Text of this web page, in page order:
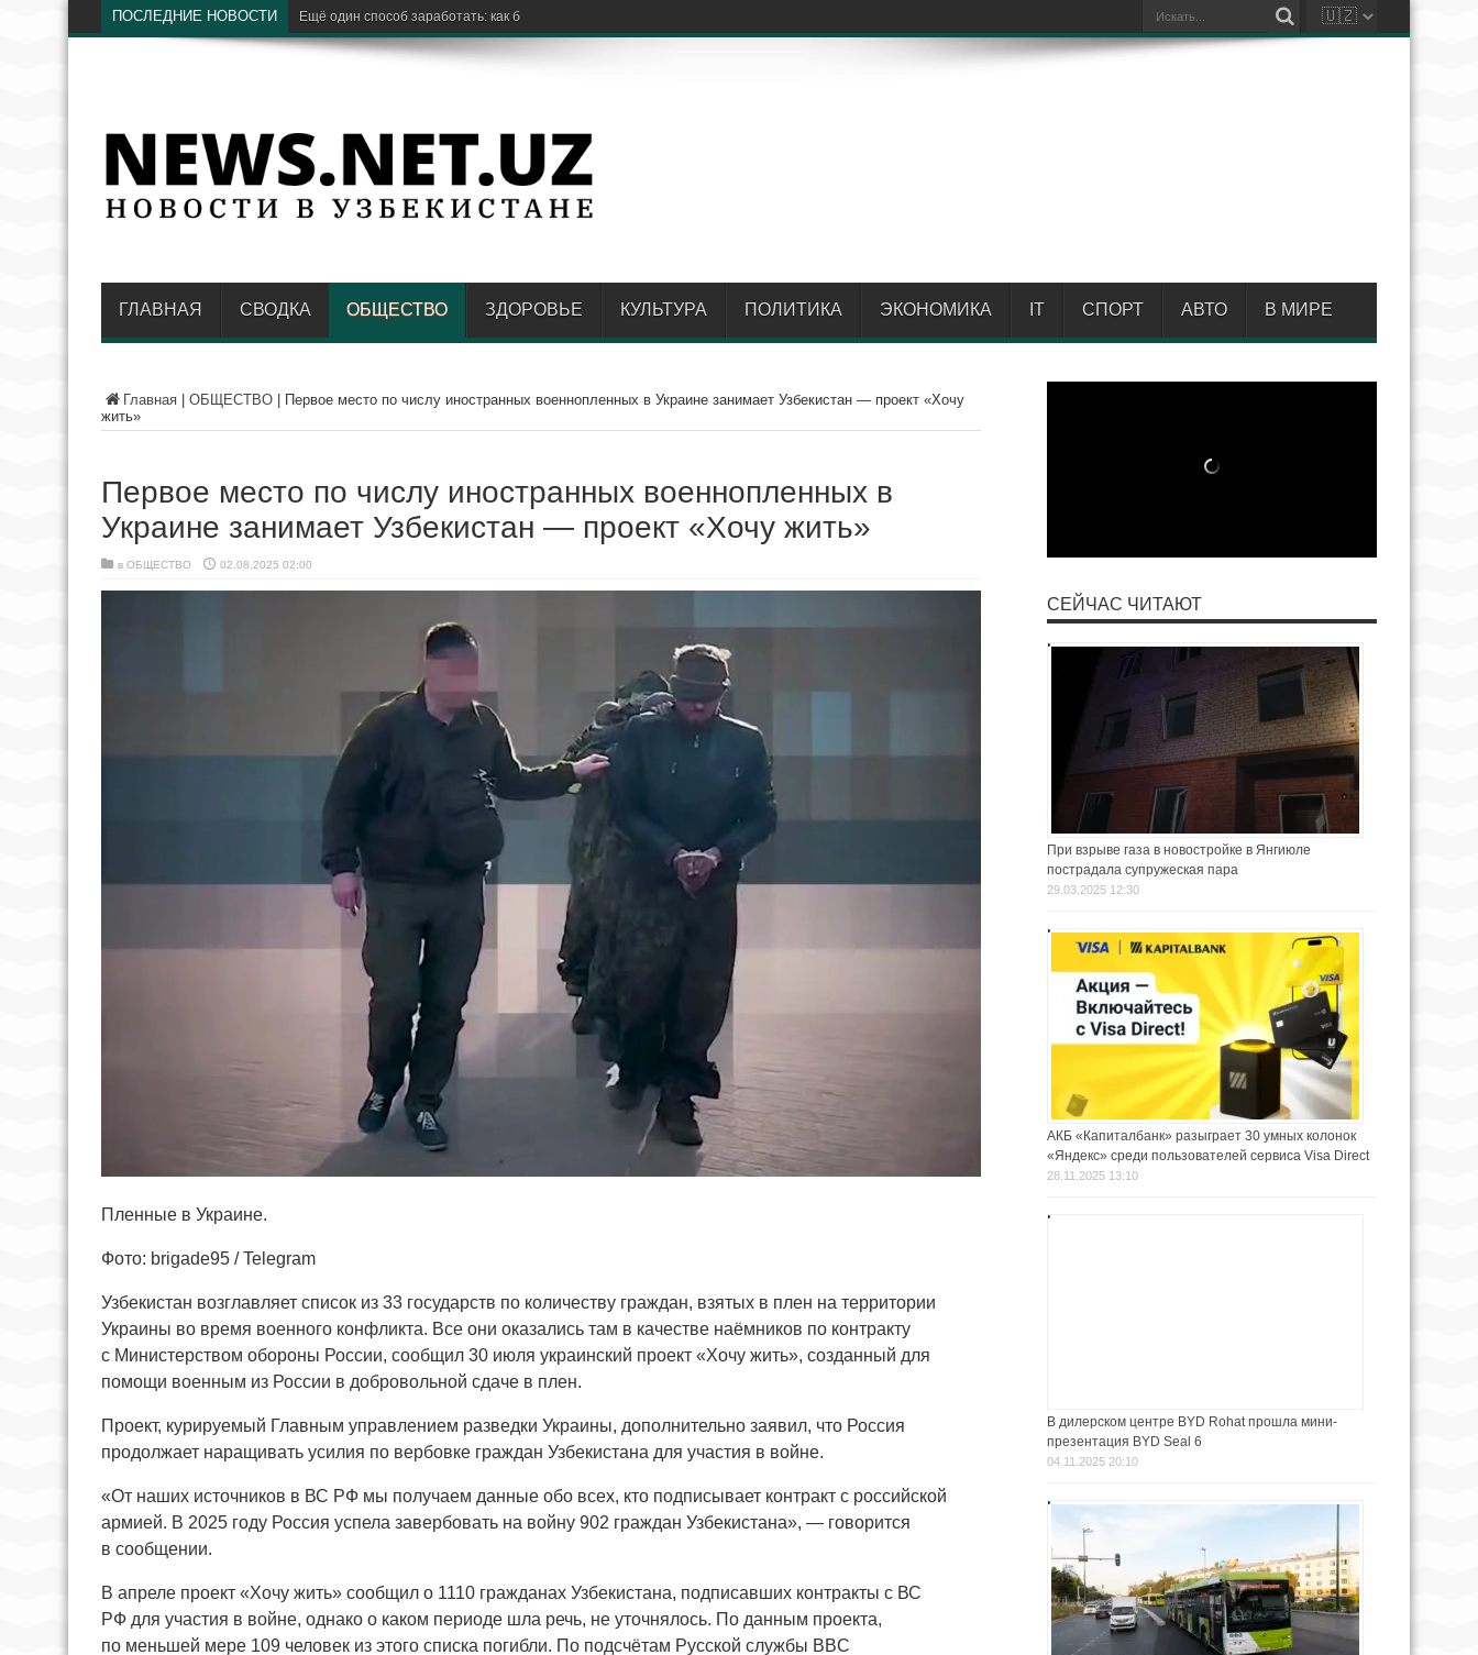
ПОСЛЕДНИЕ НОВОСТИ Ещё один способ заработать: как бизнесу запустить MiniApp внутри Click
ГЛАВНАЯ СВОДКА ОБЩЕСТВО ЗДОРОВЬЕ КУЛЬТУРА ПОЛИТИКА ЭКОНОМИКА IT СПОРТ АВТО В МИРЕ
Главная ОБЩЕСТВО
Первое место по числу иностранных военнопленных в Украине занимает Узбекистан — проект «Хочу
жить»
Первое место по числу иностранных военнопленных в
Украине занимает Узбекистан — проект «Хочу жить»
в ОБЩЕСТВО 02.08.2025 02:00
Пленные в Украине.
Фото: brigade95 / Telegram
Узбекистан возглавляет список из 33 государств по количеству граждан, взятых в плен на территории
Украины во время военного конфликта. Все они оказались там в качестве наёмников по контракту
с Министерством обороны России, сообщил 30 июля украинский проект «Хочу жить», созданный для
помощи военным из России в добровольной сдаче в плен.
Проект, курируемый Главным управлением разведки Украины, дополнительно заявил, что Россия
продолжает наращивать усилия по вербовке граждан Узбекистана для участия в войне.
«От наших источников в ВС РФ мы получаем данные обо всех, кто подписывает контракт с российской
армией. В 2025 году Россия успела завербовать на войну 902 граждан Узбекистана», — говорится
в сообщении.
В апреле проект «Хочу жить» сообщил о 1110 гражданах Узбекистана, подписавших контракты с ВС
РФ для участия в войне, однако о каком периоде шла речь, не уточнялось. По данным проекта,
по меньшей мере 109 человек из этого списка погибли. По подсчётам Русской службы BBC
СЕЙЧАС ЧИТАЮТ
При взрыве газа в новостройке в Янгиюле
пострадала супружеская пара
29.03.2025 12:30
АКБ «Капиталбанк» разыграет 30 умных колонок
«Яндекс» среди пользователей сервиса Visa Direct
28.11.2025 13:10
В дилерском центре BYD Rohat прошла мини-
презентация BYD Seal 6
04.11.2025 20:10